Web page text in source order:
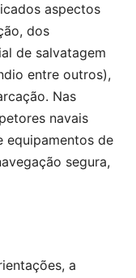
aspectos
dos
de salvatagem
entre outros),
Nas
navais
equipamentos de
segura,
a